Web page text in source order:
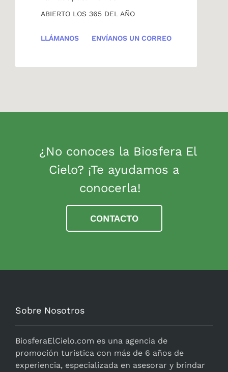
ABIERTO LOS 365 DEL AÑO
LLÁMANOS ENVÍANOS UN CORREO
¿No conoces la Biosfera El
Cielo? ¡Te ayudamos a
conocerla!
CONTACTO
Sobre Nosotros
BiosferaElCielo.com es una agencia de
promoción turistica con más de 6 años de
experiencia, especializada en asesorar y brindar